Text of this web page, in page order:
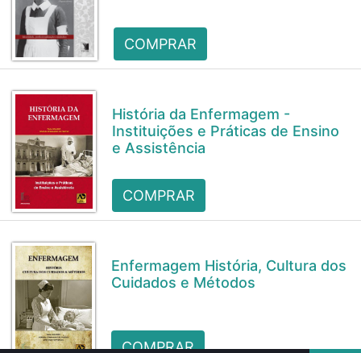
COMPRAR
História da Enfermagem -
Instituições e Práticas de Ensino
e Assistência
COMPRAR
Enfermagem História, Cultura dos
Cuidados e Métodos
COMPRAR